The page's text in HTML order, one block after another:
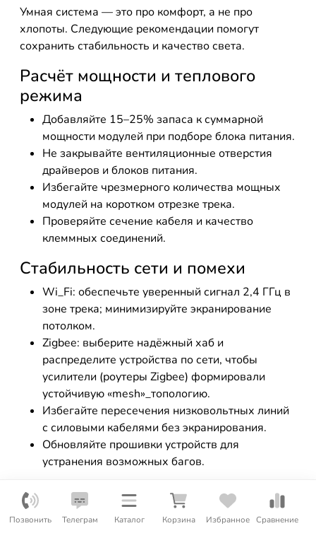
Позвонить Телеграм Каталог Корзина Избранное Сравнение
Умная система — это про комфорт, а не про
хлопоты. Следующие рекомендации помогут
сохранить стабильность и качество света.
Расчёт мощности и теплового
режима
Добавляйте 15–25% запаса к суммарной
мощности модулей при подборе блока питания.
Не закрывайте вентиляционные отверстия
драйверов и блоков питания.
Избегайте чрезмерного количества мощных
модулей на коротком отрезке трека.
Проверяйте сечение кабеля и качество
клеммных соединений.
Стабильность сети и помехи
Wi_Fi: обеспечьте уверенный сигнал 2,4 ГГц в
зоне трека; минимизируйте экранирование
потолком.
Zigbee: выберите надёжный хаб и
распределите устройства по сети, чтобы
усилители (роутеры Zigbee) формировали
устойчивую «mesh»_топологию.
Избегайте пересечения низковольтных линий
с силовыми кабелями без экранирования.
Обновляйте прошивки устройств для
устранения возможных багов.
Совместимость элементов и
типовые ошибки